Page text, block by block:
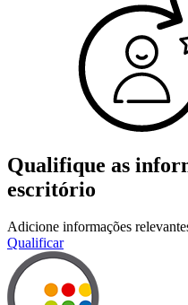
Qualifique as
escritório
Adicione informações
Qualificar